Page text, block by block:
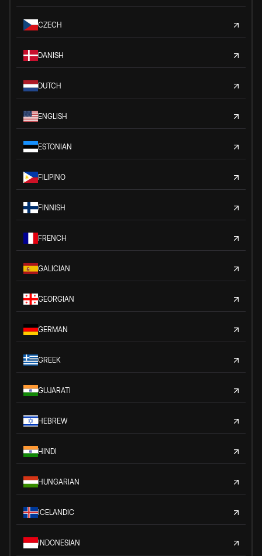
CZECH
DANISH
DUTCH
ENGLISH
ESTONIAN
FILIPINO
FINNISH
FRENCH
GALICIAN
GEORGIAN
GERMAN
GREEK
GUJARATI
HEBREW
HINDI
HUNGARIAN
ICELANDIC
INDONESIAN